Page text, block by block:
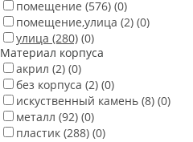
помещение (576) (0)
помещение,улица (2) (0)
улица (280) (0)
Материал корпуса
акрил (2) (0)
без корпуса (2) (0)
искуственный камень (8) (0)
металл (92) (0)
пластик (288) (0)